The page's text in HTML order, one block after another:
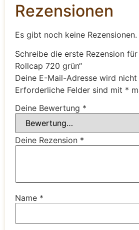
Rezensionen
Es gibt noch keine Rezensionen.
Schreibe die erste Rezension
Rollcap 720 grün“
Deine E-Mail-Adresse wird
Erforderliche Felder sind mit *
Deine Bewertung *
Deine Rezension *
Name *